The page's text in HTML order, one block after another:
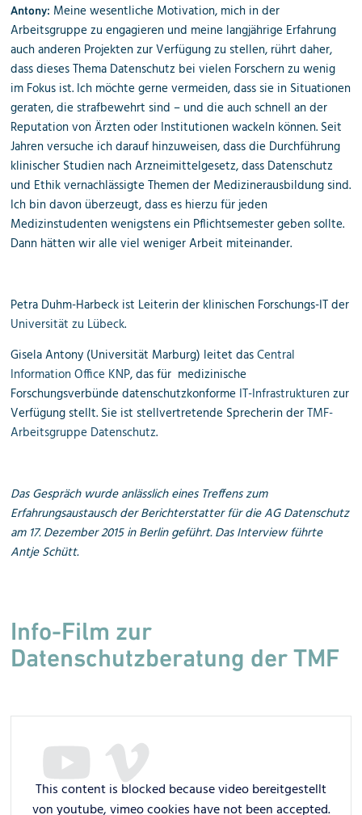
Antony: Meine wesentliche Motivation, mich in der
Arbeitsgruppe zu engagieren und meine langjährige Erfahrung
auch anderen Projekten zur Verfügung zu stellen, rührt daher,
dass dieses Thema Datenschutz bei vielen Forschern zu wenig
im Fokus ist. Ich möchte gerne vermeiden, dass sie in Situationen
geraten, die strafbewehrt sind – und die auch schnell an der
Reputation von Ärzten oder Institutionen wackeln können. Seit
Jahren versuche ich darauf hinzuweisen, dass die Durchführung
klinischer Studien nach Arzneimittelgesetz, dass Datenschutz
und Ethik vernachlässigte Themen der Medizinerausbildung sind.
Ich bin davon überzeugt, dass es hierzu für jeden
Medizinstudenten wenigstens ein Pflichtsemester geben sollte.
Dann hätten wir alle viel weniger Arbeit miteinander.
Petra Duhm-Harbeck ist Leiterin der klinischen Forschungs-IT der
Universität zu Lübeck.
Gisela Antony (Universität Marburg) leitet dasCentral
Information Office KNP, das für medizinische
Forschungsverbünde datenschutzkonforme IT-Infrastrukturen zur
Verfügung stellt. Sie ist stellvertretende Sprecherin derTMF-
Arbeitsgruppe Datenschutz.
Das Gespräch wurde anlässlich eines Treffens zum
Erfahrungsaustausch der Berichterstatter für die AG Datenschutz
am 17. Dezember 2015 in Berlin geführt. Das Interview führte
Antje Schütt.
Info-Film zur
Datenschutzberatung der TMF
This content is blocked because video bereitgestellt
von youtube, vimeo cookies have not been accepted.